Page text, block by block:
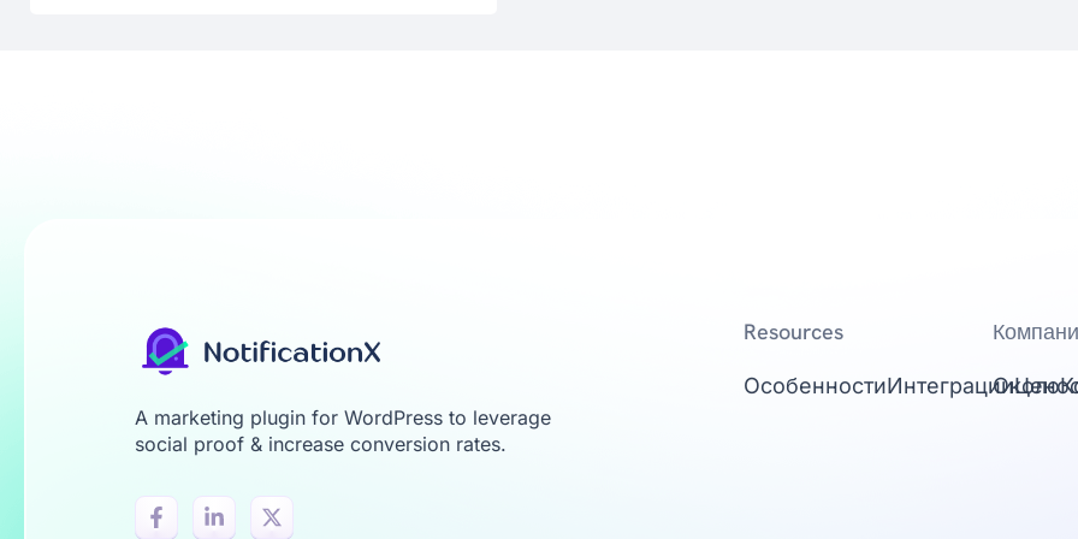
A marketing plugin for WordPress to leverage
social proof & increase conversion rates.
Resources
ОсобенностиИнтеграцииОколо